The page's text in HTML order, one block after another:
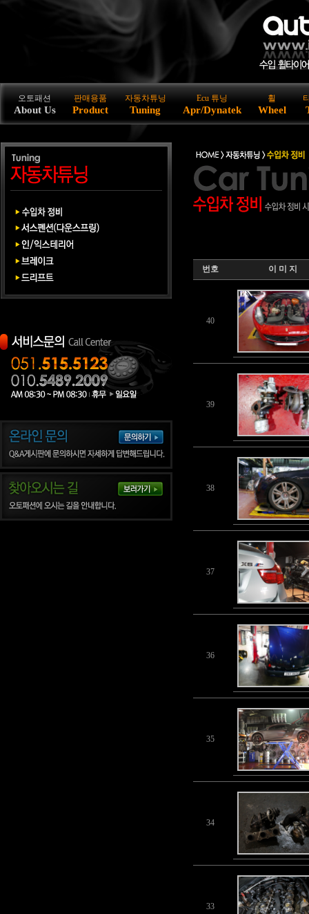
오토패션
About Us
판매용품
Product
자동차튜닝
Tuning
Ecu 튜닝
Apr/Dynatek
휠
Wheel
번호 이 미 지
40
39
38
37
36
35
34
33